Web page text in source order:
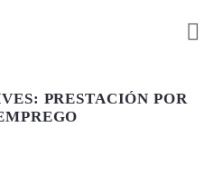
PRESTACIÓN POR